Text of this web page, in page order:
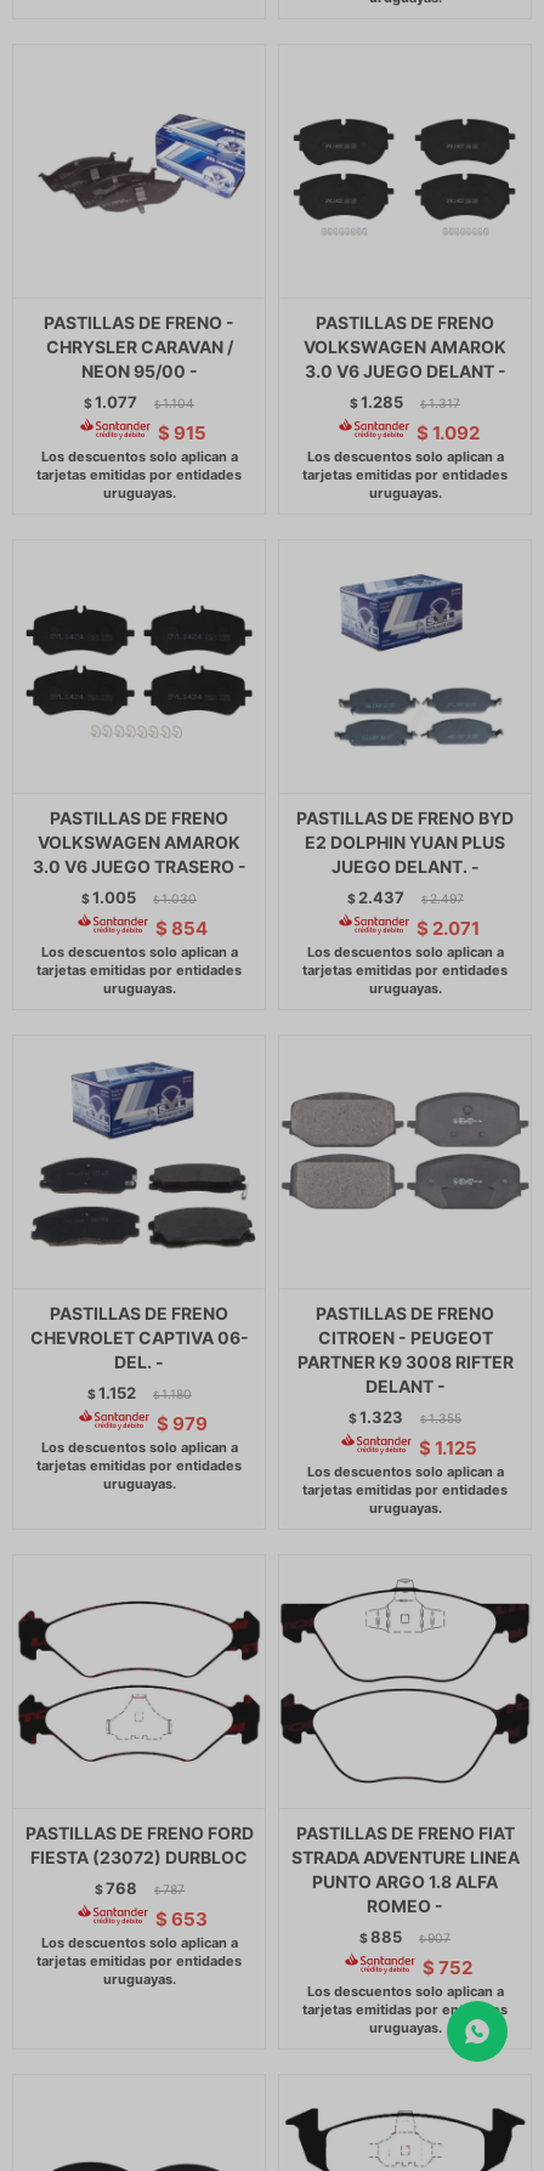
PASTILLAS DE FRENO -
CHRYSLER CARAVAN /
NEON 95/00 -
$1.077 $ 1.104
$ 915
PASTILLAS DE FRENO
VOLKSWAGEN AMAROK
3.0 V6 JUEGO DELANT -
$1.285 $ 1.317
$ 1.092
PASTILLAS DE FRENO
VOLKSWAGEN AMAROK
3.0 V6 JUEGO TRASERO -
$1.005 $ 1.030
$ 854
PASTILLAS DE FRENO BYD
E2 DOLPHIN YUAN PLUS
JUEGO DELANT. -
$ 2.437 $ 2.497
$ 2.071
PASTILLAS DE FRENO
CHEVROLET CAPTIVA 06-
DEL. -
$1.152 $ 1.180
$ 979
PASTILLAS DE FRENO
CITROEN - PEUGEOT
PARTNER K9 3008 RIFTER
DELANT -
$1.323 $ 1.355
$ 1.125
PASTILLAS DE FRENO FORD
FIESTA (23072) DURBLOC
$768 $ 787
$ 653
PASTILLAS DE FRENO FIAT
STRADA ADVENTURE LINEA
PUNTO ARGO 1.8 ALFA
ROMEO -
$885 $ 907
$ 752